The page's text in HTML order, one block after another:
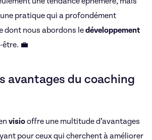
pratique qui a profondément
dont nous abordons ledéveloppement
être. 💼
avantages du coaching
visiooffre une multitude d’avantages
pour ceux qui cherchent à améliorer